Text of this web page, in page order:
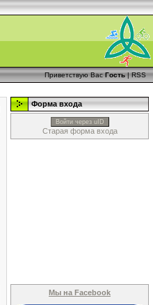
Приветствую Вас Гость|RSS
Форма входа
Войти через uID
Старая форма входа
Мы на Facebook